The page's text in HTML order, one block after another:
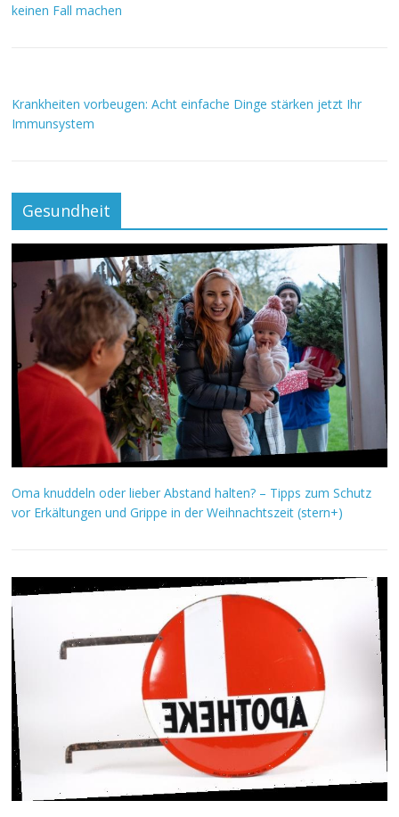
keinen Fall machen
Krankheiten vorbeugen: Acht einfache Dinge stärken jetzt Ihr
Immunsystem
Gesundheit
Oma knuddeln oder lieber Abstand halten? – Tipps zum Schutz
vor Erkältungen und Grippe in der Weihnachtszeit (stern+)